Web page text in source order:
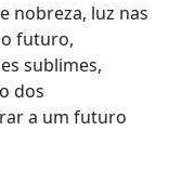
nobreza, luz nas
futuro,
sublimes,
dos
a um futuro